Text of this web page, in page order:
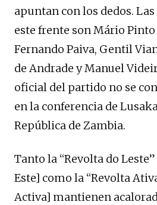
apuntan con los dedos.
este frente son Mário Pinto
Fernando Paiva, Gentil
de Andrade y Manuel
oficial del partido no se
en la conferencia de
República de Zambia.
Tanto la “Revolta do
Este] como la “Revolta
Activa] mantienen